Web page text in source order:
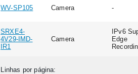
WV-SP105 Camera -
SRXE4-
4V29-IMD-
IR1
Camera
IPv6
Edge
Linhas por página: